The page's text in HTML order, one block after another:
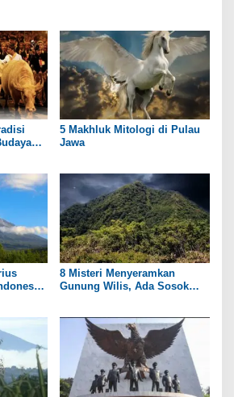
5 Makhluk Mitologi di Pulau
Jawa
8 Misteri Menyeramkan
Gunung Wilis, Ada Sosok